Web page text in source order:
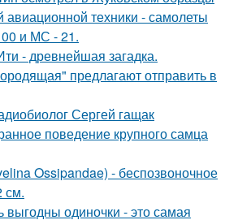
авиационной техники - самолеты
и МС - 21.
- древнейшая загадка.
предлагают отправить в
Сергей гащак
поведение крупного самца
Ossipandae) - беспозвоночное
см.
выгодны одиночки - это самая